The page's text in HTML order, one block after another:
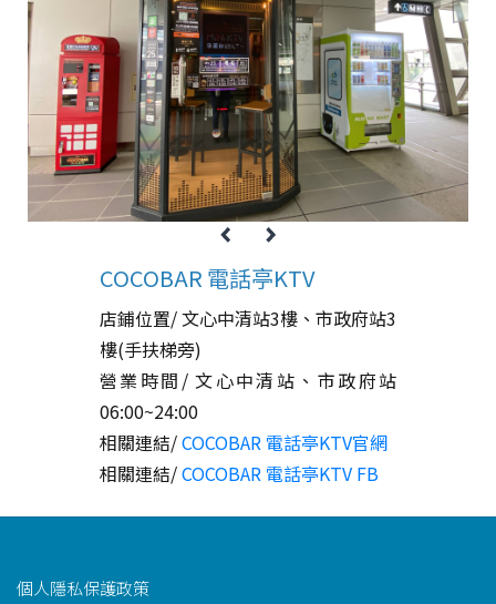
COCOBAR 電話亭KTV
店鋪位置/ 文心中清站3樓、市政府站3
樓(手扶梯旁)
營業時間/ 文心中清站、市政府站
06:00~24:00
相關連結/COCOBAR 電話亭KTV官網
相關連結/COCOBAR 電話亭KTV FB
功能選單連結
個人隱私保護政策